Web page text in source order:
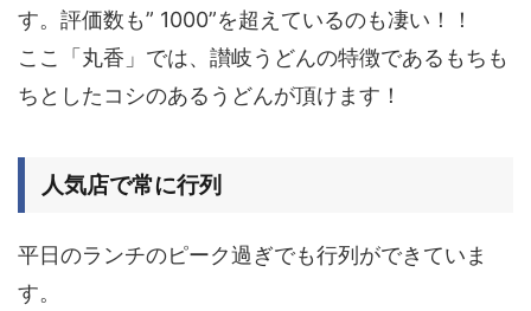
す。評価数も” 1000”を超えているのも凄い！！
ここ「丸香」では、讃岐うどんの特徴であるもちも
ちとしたコシのあるうどんが頂けます！
人気店で常に行列
平日のランチのピーク過ぎでも行列ができていま
す。